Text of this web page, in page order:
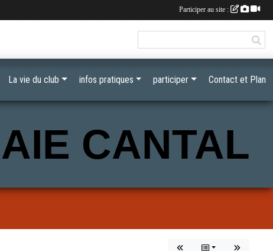
CANTAL
La vie du club infos pratiques participer Contact et Plan
Participer au site :